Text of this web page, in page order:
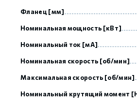
Фланец [мм]
Номинальная мощность [кВт]
Номинальный ток [мА]
Номинальная скорость [об/мин]
Максимальная скорость [об/мин]
Номинальный крутящий момент
GCAN